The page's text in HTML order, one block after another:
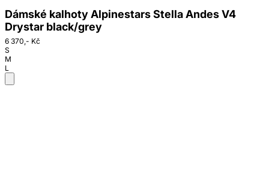
Dámské kalhoty Alpinestars Stella Andes V4
Drystar black/grey
6 370,- Kč
S
M
L